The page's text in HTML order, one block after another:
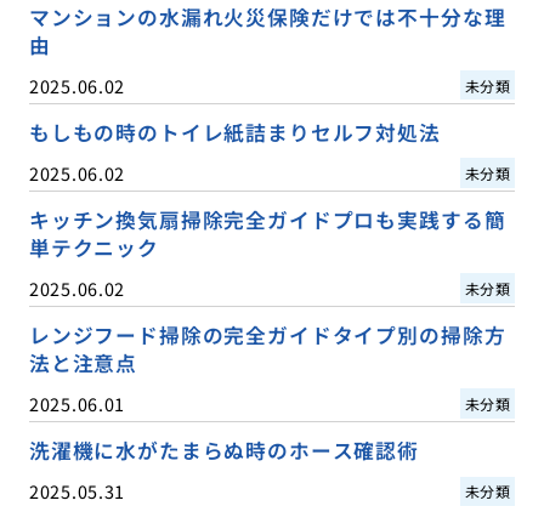
マンションの水漏れ火災保険だけでは不十分な理
由
2025.06.02 未分類
もしもの時のトイレ紙詰まりセルフ対処法
2025.06.02 未分類
キッチン換気扇掃除完全ガイドプロも実践する簡
単テクニック
2025.06.02 未分類
レンジフード掃除の完全ガイドタイプ別の掃除方
法と注意点
2025.06.01 未分類
洗濯機に水がたまらぬ時のホース確認術
2025.05.31 未分類